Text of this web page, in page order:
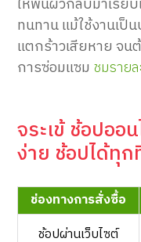
ให้พื้นผิวกลับมาเรีย
ทนทาน แม้ใช้งานเป็
แตกร้าวเสียหาย จน
การซ่อมแซม ชมราย
จระเข้ ช้อปออ
ง่าย ช้อปได้ทุก
ช่องทางการสั่งซื้อ
ช้อปผ่านเว็บไซต์